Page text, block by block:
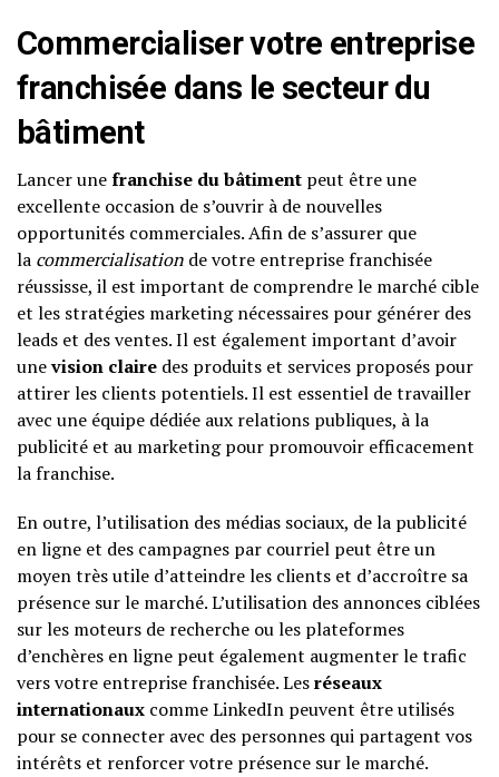
Commercialiser votre entreprise
franchisée dans le secteur du
bâtiment
Lancer unefranchise du bâtiment peut être une
excellente occasion de s’ouvrir à de nouvelles
opportunités commerciales. Afin de s’assurer que
la commercialisation de votre entreprise franchisée
réussisse, il est important de comprendre le marché cible
et les stratégies marketing nécessaires pour générer des
leads et des ventes. Il est également important d’avoir
unevision claire des produits et services proposés pour
attirer les clients potentiels. Il est essentiel de travailler
avec une équipe dédiée aux relations publiques, à la
publicité et au marketing pour promouvoir efficacement
la franchise.
En outre, l’utilisation des médias sociaux, de la publicité
en ligne et des campagnes par courriel peut être un
moyen très utile d’atteindre les clients et d’accroître sa
présence sur le marché. L’utilisation des annonces ciblées
sur les moteurs de recherche ou les plateformes
d’enchères en ligne peut également augmenter le trafic
vers votre entreprise franchisée. Lesréseaux
internationaux comme LinkedIn peuvent être utilisés
pour se connecter avec des personnes qui partagent vos
intérêts et renforcer votre présence sur le marché.